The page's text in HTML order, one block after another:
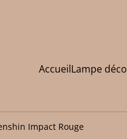
AccueilLampe déco
Impact Rouge